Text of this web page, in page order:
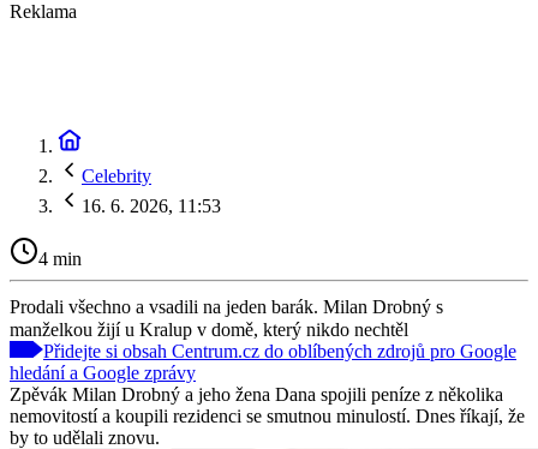
Reklama
Celebrity
16. 6. 2026, 11:53
4 min
Prodali všechno a vsadili na jeden barák. Milan Drobný s
manželkou žijí u Kralup v domě, který nikdo nechtěl
Přidejte si obsah Centrum.cz do oblíbených zdrojů pro Google
hledání a Google zprávy
Zpěvák Milan Drobný a jeho žena Dana spojili peníze z několika
nemovitostí a koupili rezidenci se smutnou minulostí. Dnes říkají, že
by to udělali znovu.